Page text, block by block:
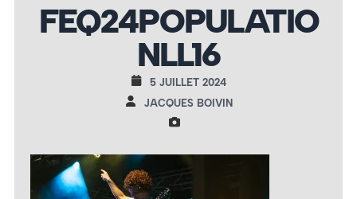
FEQ24POPULATIO
NLL16
5 JUILLET 2024
JACQUES BOIVIN